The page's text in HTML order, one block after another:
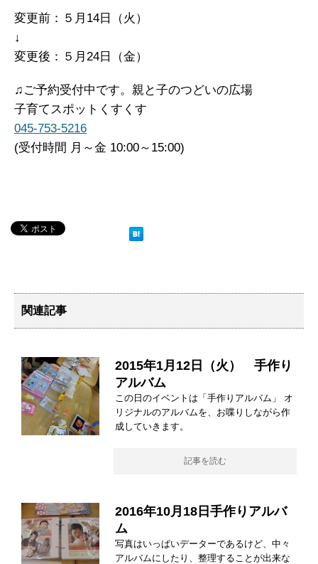
変更前：５月14日（火）
↓
変更後：５月24日（金）
♫ご予約受付中です。親と子のつどいの広場
子育てスポットくすくす
045-753-5216
(受付時間 月～金 10:00～15:00)
関連記事
2015年1月12日（火） 手作り
アルバム
この日のイベントは「手作りアルバム」 オ
リジナルのアルバムを、お喋りしながら作
成していきます。
記事を読む
2016年10月18日手作りアルバ
ム
写真はいっぱいデーターであるけど、中々
アルバムにしたり、整理することが出来な